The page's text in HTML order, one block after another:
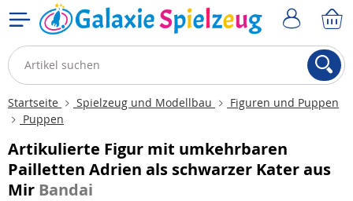
Startseite Spielzeug und Modellbau
Figuren und Puppen
Puppen
Artikulierte Figur mit umkehrbaren
Pailletten Adrien als schwarzer Kater aus
Mir Bandai